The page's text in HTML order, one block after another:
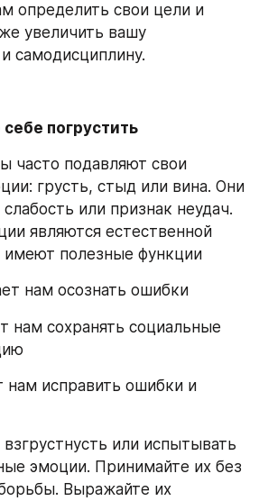
определить свои цели и
увеличить вашу
самодисциплину.
себе погрустить
часто подавляют свои
грусть, стыд или вина. Они
или признак неудач.
являются естественной
полезные функции
нам осознать ошибки
нам сохранять социальные
нам исправить ошибки и
или испытывать
эмоции. Принимайте их без
Выражайте их